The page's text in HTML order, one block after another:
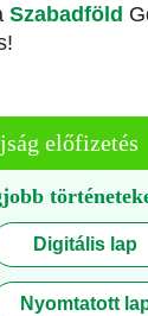
Szabadföld
előfizetés
Digitális lap
Nyomtatott